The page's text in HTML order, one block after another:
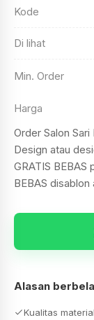
Kode
Di lihat
Min. Order
Harga
Order Salon
Design atau
GRATIS BEBAS
BEBAS
Alasan
Kualitas